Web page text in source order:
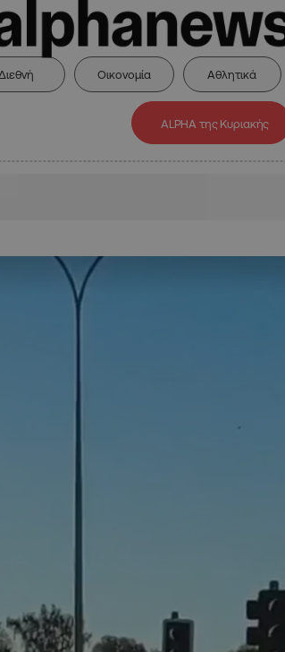
Οικονομία Αθλητικά
ALPHA της Κυριακής